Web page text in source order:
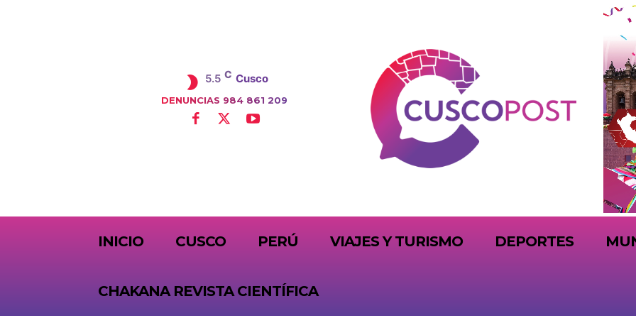
5.5 C Cusco
DENUNCIAS 984 861 209
INICIO CUSCO PERÚ VIAJES Y TURISMO DEPORTES
CHAKANA REVISTA CIENTÍFICA